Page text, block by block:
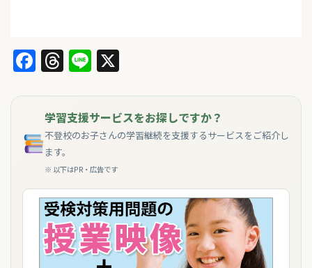
Facebook
Threads
Line
学習支援サービスをお探しですか？
不登校のお子さんの学習継続を支援するサービスをご紹介し
ます。
※ 以下はPR・広告です